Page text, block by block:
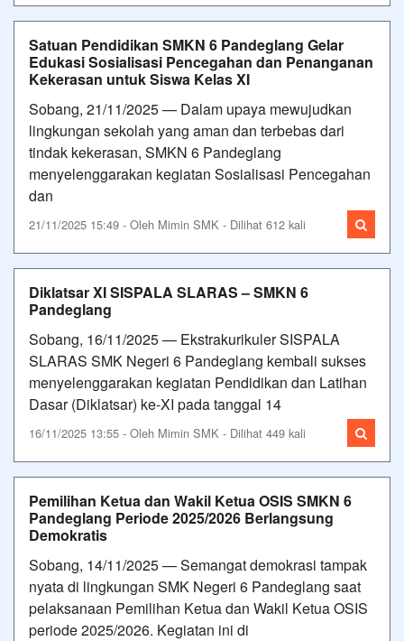
Satuan Pendidikan SMKN 6 Pandeglang Gelar
Edukasi Sosialisasi Pencegahan dan Penanganan
Kekerasan untuk Siswa Kelas XI
Sobang, 21/11/2025 — Dalam upaya mewujudkan
lingkungan sekolah yang aman dan terbebas dari
tindak kekerasan, SMKN 6 Pandeglang
menyelenggarakan kegiatan Sosialisasi Pencegahan
dan
21/11/2025 15:49 - Oleh Mimin SMK - Dilihat 612 kali
Diklatsar XI SISPALA SLARAS – SMKN 6
Pandeglang
Sobang, 16/11/2025 — Ekstrakurikuler SISPALA
SLARAS SMK Negeri 6 Pandeglang kembali sukses
menyelenggarakan kegiatan Pendidikan dan Latihan
Dasar (Diklatsar) ke-XI pada tanggal 14
16/11/2025 13:55 - Oleh Mimin SMK - Dilihat 449 kali
Pemilihan Ketua dan Wakil Ketua OSIS SMKN 6
Pandeglang Periode 2025/2026 Berlangsung
Demokratis
Sobang, 14/11/2025 — Semangat demokrasi tampak
nyata di lingkungan SMK Negeri 6 Pandeglang saat
pelaksanaan Pemilihan Ketua dan Wakil Ketua OSIS
periode 2025/2026. Kegiatan ini di